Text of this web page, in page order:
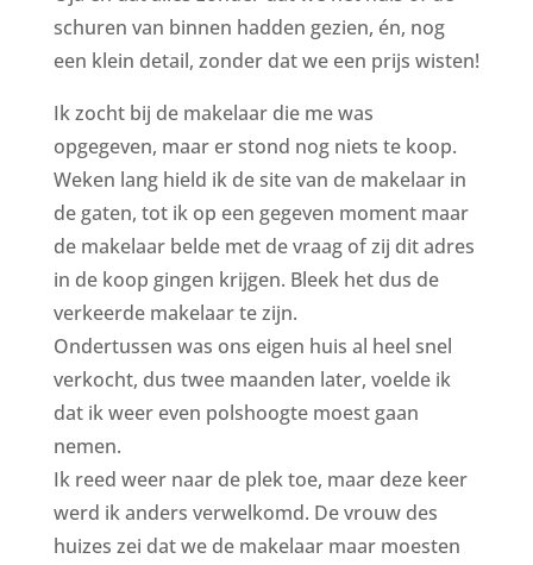
schuren van binnen hadden gezien, én, nog
een klein detail, zonder dat we een prijs wisten!
Ik zocht bij de makelaar die me was
opgegeven, maar er stond nog niets te koop.
Weken lang hield ik de site van de makelaar in
de gaten, tot ik op een gegeven moment maar
de makelaar belde met de vraag of zij dit adres
in de koop gingen krijgen. Bleek het dus de
verkeerde makelaar te zijn.
Ondertussen was ons eigen huis al heel snel
verkocht, dus twee maanden later, voelde ik
dat ik weer even polshoogte moest gaan
nemen.
Ik reed weer naar de plek toe, maar deze keer
werd ik anders verwelkomd. De vrouw des
huizes zei dat we de makelaar maar moesten